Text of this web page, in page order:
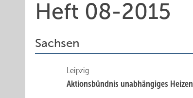
Heft 08-2015
Sachsen
Leipzig
Aktionsbündnis unabhängiges Heizen